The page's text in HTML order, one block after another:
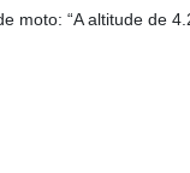
moto: “A altitude de